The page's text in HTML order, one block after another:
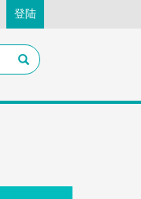
登陆